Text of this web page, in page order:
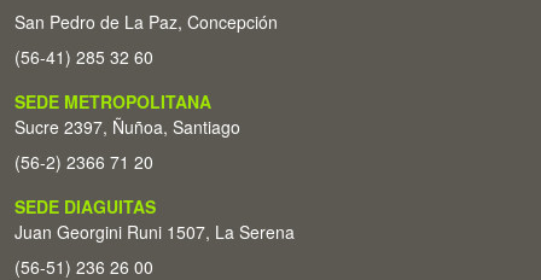
San Pedro de La Paz, Concepción
(56-41) 285 32 60
SEDE METROPOLITANA
Sucre 2397, Ñuñoa, Santiago
(56-2) 2366 71 20
SEDE DIAGUITAS
Juan Georgini Runi 1507, La Serena
(56-51) 236 26 00